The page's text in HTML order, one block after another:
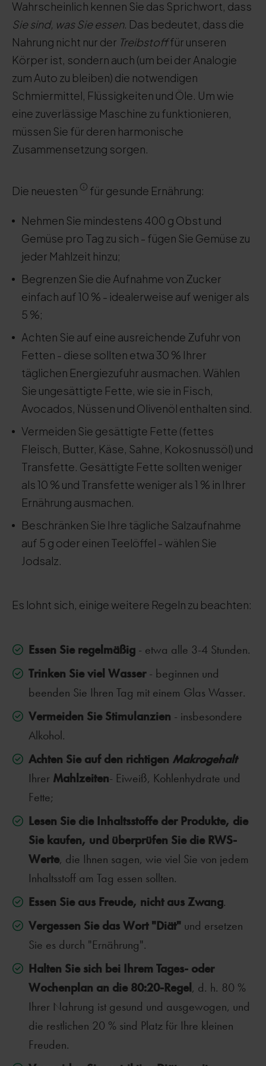
Wahrscheinlich kennen Sie das Sprichwort, dass
Sie sind, was Sie essen. Das bedeutet, dass die
Nahrung nicht nur der Treibstofffür unseren
Körper ist, sondern auch (um bei der Analogie
zum Auto zu bleiben) die notwendigen
Schmiermittel, Flüssigkeiten und Öle. Um wie
eine zuverlässige Maschine zu funktionieren,
müssen Sie für deren harmonische
Zusammensetzung sorgen.
Die neuesten für gesunde Ernährung:
Nehmen Sie mindestens 400 g Obst und
Gemüse pro Tag zu sich - fügen Sie Gemüse zu
jeder Mahlzeit hinzu;
Begrenzen Sie die Aufnahme von Zucker
einfach auf 10 % - idealerweise auf weniger als
5 %;
Achten Sie auf eine ausreichende Zufuhr von
Fetten - diese sollten etwa 30 % Ihrer
täglichen Energiezufuhr ausmachen. Wählen
Sie ungesättigte Fette, wie sie in Fisch,
Avocados, Nüssen und Olivenöl enthalten sind.
Vermeiden Sie gesättigte Fette (fettes
Fleisch, Butter, Käse, Sahne, Kokosnussöl) und
Transfette. Gesättigte Fette sollten weniger
als 10 % und Transfette weniger als 1 % in Ihrer
Ernährung ausmachen.
Beschränken Sie Ihre tägliche Salzaufnahme
auf 5 g oder einen Teelöffel - wählen Sie
Jodsalz.
Es lohnt sich, einige weitere Regeln zu beachten:
Essen Sie regelmäßig - etwa alle 3-4 Stunden.
Trinken Sie viel Wasser- beginnen und
beenden Sie Ihren Tag mit einem Glas Wasser.
Vermeiden Sie Stimulanzien - insbesondere
Alkohol.
Achten Sie auf den richtigen Makrogehalt
Ihrer Mahlzeiten- Eiweiß, Kohlenhydrate und
Fette;
Lesen Sie die Inhaltsstoffe der Produkte, die
Sie kaufen, und überprüfen Sie die RWS-
Werte, die Ihnen sagen, wie viel Sie von jedem
Inhaltsstoff am Tag essen sollten.
Essen Sie aus Freude, nicht aus Zwang.
Vergessen Sie das Wort "Diät" und ersetzen
Sie es durch "Ernährung".
Halten Sie sich bei Ihrem Tages- oder
Wochenplan an die 80:20-Regel, d. h. 80 %
Ihrer Nahrung ist gesund und ausgewogen, und
die restlichen 20 % sind Platz für Ihre kleinen
Freuden.